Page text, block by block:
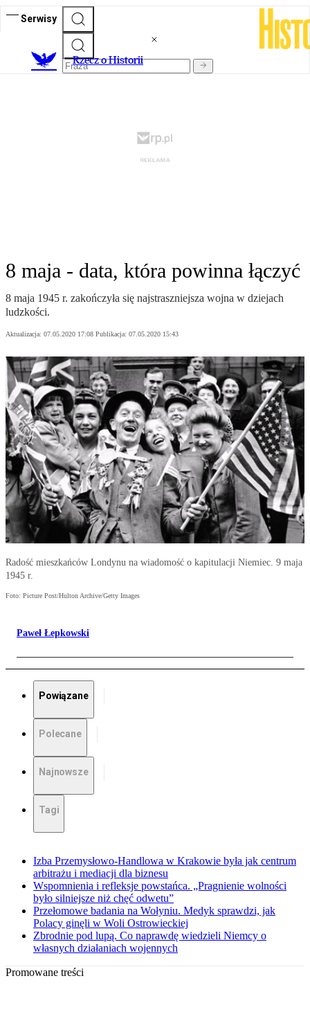
Serwisy
Rzecz o Historii
8 maja - data, która powinna łączyć
8 maja 1945 r. zakończyła się najstraszniejsza wojna w dziejach
ludzkości.
Aktualizacja: 07.05.2020 17:08 Publikacja: 07.05.2020 15:43
Radość mieszkańców Londynu na wiadomość o kapitulacji Niemiec. 9 maja
1945 r.
Foto: Picture Post/Hulton Archive/Getty Images
Paweł Łepkowski
Powiązane
Polecane
Najnowsze
Tagi
Izba Przemysłowo-Handlowa w Krakowie była jak centrum
arbitrażu i mediacji dla biznesu
Wspomnienia i refleksje powstańca. „Pragnienie wolności
było silniejsze niż chęć odwetu”
Przełomowe badania na Wołyniu. Medyk sprawdzi, jak
Polacy ginęli w Woli Ostrowieckiej
Zbrodnie pod lupą. Co naprawdę wiedzieli Niemcy o
własnych działaniach wojennych
Promowane treści